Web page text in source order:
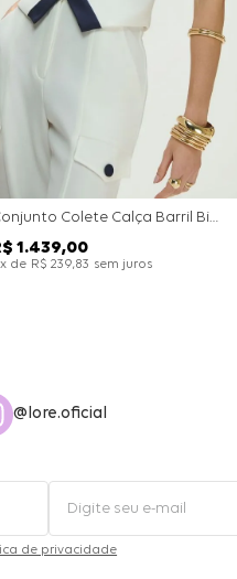
Conjunto Colete Calça Barril Bicolor Alfaiataria - Off White
1 .439,00
x de R$ 239,83 sem juros
@lore.oficial
de privacidade